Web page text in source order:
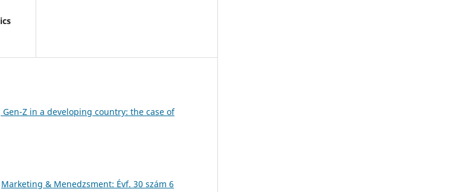
Z in a developing country: the case of
Marketing & Menedzsment: Évf. 30 szám 6